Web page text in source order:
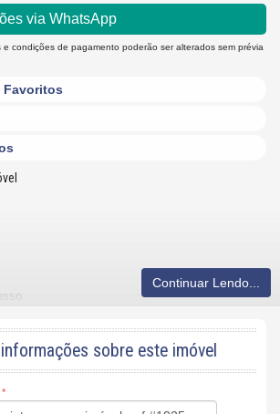
via WhatsApp
condições de pagamento poderão ser alterados sem prévia
Favoritos
Continuar Lendo...
sobre este imóvel